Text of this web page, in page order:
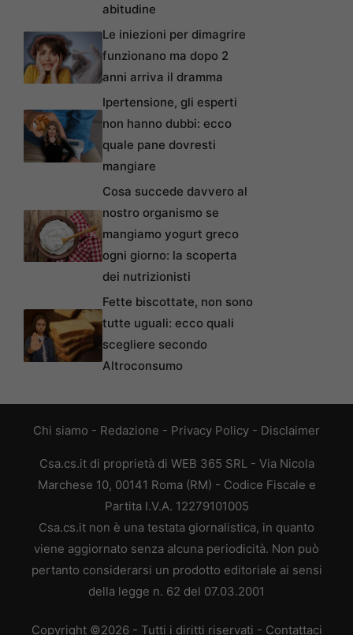
abitudine
Le iniezioni per dimagrire
funzionano ma dopo 2
anni arriva il dramma
Ipertensione, gli esperti
non hanno dubbi: ecco
quale pane dovresti
mangiare
Cosa succede davvero al
nostro organismo se
mangiamo yogurt greco
ogni giorno: la scoperta
dei nutrizionisti
Fette biscottate, non sono
tutte uguali: ecco quali
scegliere secondo
Altroconsumo
Chi siamo - Redazione - Privacy Policy - Disclaimer
Csa.cs.it di proprietà di WEB 365 SRL - Via Nicola
Marchese 10, 00141 Roma (RM) - Codice Fiscale e
Partita I.V.A. 12279101005
Csa.cs.it non è una testata giornalistica, in quanto
viene aggiornato senza alcuna periodicità. Non può
pertanto considerarsi un prodotto editoriale ai sensi
della legge n. 62 del 07.03.2001
Copyright ©2026 - Tutti i diritti riservati - Contattaci